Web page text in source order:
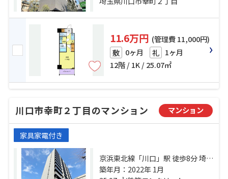
11.6万円 (管理費 11,000円)
敷 0ヶ月 礼 1ヶ月
12階 / 1K / 25.07㎡
川口市幸町２丁目のマンション マンション
家具家電付き
京浜東北線「川口」駅 徒歩8分 埼玉
高速鉄道「川口元郷」駅 徒歩17分
築年月：2022年 1月